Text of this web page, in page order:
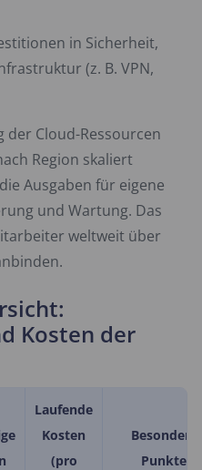
in Sicherheit,
(z. B. VPN,
Cloud-Ressourcen
Region skaliert
Ausgaben für eigene
und Wartung. Das
weltweit über
Kosten der
Laufende
Kosten
(pro
Besondere
Punkte